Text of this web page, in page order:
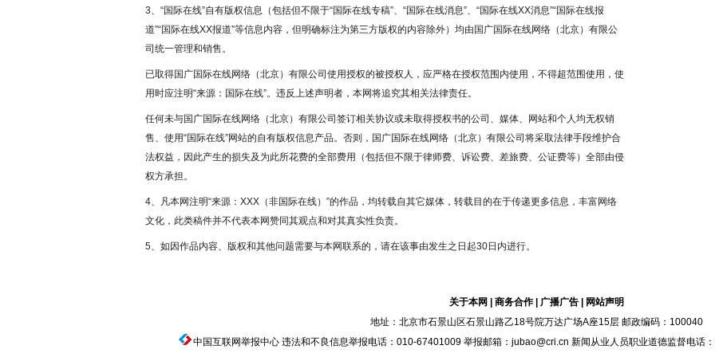
3、“国际在线”自有版权信息（包括但不限于“国际在线专稿”、“国际在线消息”、“国际在线XX消息”“国际在线报
道”“国际在线XX报道”等信息内容，但明确标注为第三方版权的内容除外）均由国广国际在线网络（北京）有限公
司统一管理和销售。
已取得国广国际在线网络（北京）有限公司使用授权的被授权人，应严格在授权范围内使用，不得超范围使用，使
用时应注明“来源：国际在线”。违反上述声明者，本网将追究其相关法律责任。
任何未与国广国际在线网络（北京）有限公司签订相关协议或未取得授权书的公司、媒体、网站和个人均无权销
售、使用“国际在线”网站的自有版权信息产品。否则，国广国际在线网络（北京）有限公司将采取法律手段维护合
法权益，因此产生的损失及为此所花费的全部费用（包括但不限于律师费、诉讼费、差旅费、公证费等）全部由侵
权方承担。
4、凡本网注明“来源：XXX（非国际在线）”的作品，均转载自其它媒体，转载目的在于传递更多信息，丰富网络
文化，此类稿件并不代表本网赞同其观点和对其真实性负责。
5、如因作品内容、版权和其他问题需要与本网联系的，请在该事由发生之日起30日内进行。
关于本网 商务合作| 广播广告|
网站声明
地址：北京市石景山区石景山路乙18号院万达广场A座15层 邮政编码：100040
中国互联网举报中心违法和不良信息举报电话：010-67401009 举报邮箱：jubao@cri.cn 新闻从业人员职业道德监督电话